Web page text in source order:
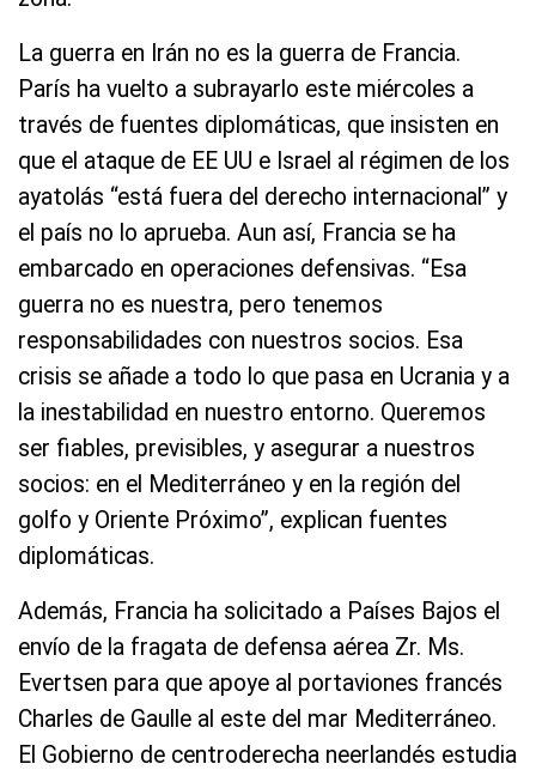
La guerra en Irán no es la guerra de Francia.
París ha vuelto a subrayarlo este miércoles a
través de fuentes diplomáticas, que insisten en
que el ataque de EE UU e Israel al régimen de los
ayatolás “está fuera del derecho internacional” y
el país no lo aprueba. Aun así, Francia se ha
embarcado en operaciones defensivas. “Esa
guerra no es nuestra, pero tenemos
responsabilidades con nuestros socios. Esa
crisis se añade a todo lo que pasa en Ucrania y a
la inestabilidad en nuestro entorno. Queremos
ser fiables, previsibles, y asegurar a nuestros
socios: en el Mediterráneo y en la región del
golfo y Oriente Próximo”, explican fuentes
diplomáticas.
Además, Francia ha solicitado a Países Bajos el
envío de la fragata de defensa aérea Zr. Ms.
Evertsen para que apoye al portaviones francés
Charles de Gaulle al este del mar Mediterráneo.
El Gobierno de centroderecha neerlandés estudia